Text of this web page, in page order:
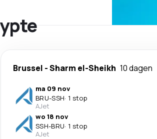
Brussel -Sharm el-Sheikh 10 dagen
ma 09 nov
BRU-SSH· 1 stop
AJet
wo 18 nov
SSH-BRU· 1 stop
AJet